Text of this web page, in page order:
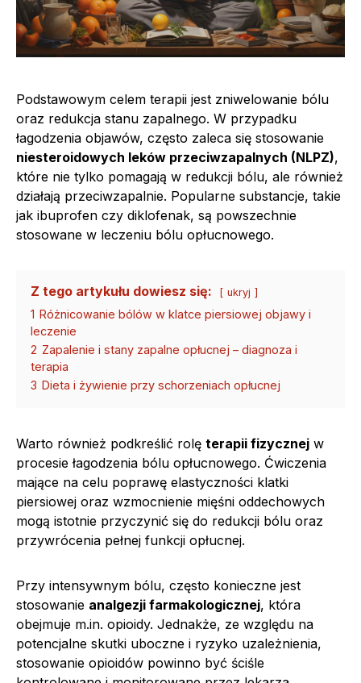
Podstawowym celem terapii jest zniwelowanie bólu
oraz redukcja stanu zapalnego. W przypadku
łagodzenia objawów, często zaleca się stosowanie
niesteroidowych leków przeciwzapalnych (NLPZ),
które nie tylko pomagają w redukcji bólu, ale również
działają przeciwzapalnie. Popularne substancje, takie
jak ibuprofen czy diklofenak, są powszechnie
stosowane w leczeniu bólu opłucnowego.
Z tego artykułu dowiesz się: ukryj
1 Różnicowanie bólów w klatce piersiowej objawy i
leczenie
2 Zapalenie i stany zapalne opłucnej – diagnoza i
terapia
3 Dieta i żywienie przy schorzeniach opłucnej
Warto również podkreślić rolę terapii fizycznej w
procesie łagodzenia bólu opłucnowego. Ćwiczenia
mające na celu poprawę elastyczności klatki
piersiowej oraz wzmocnienie mięśni oddechowych
mogą istotnie przyczynić się do redukcji bólu oraz
przywrócenia pełnej funkcji opłucnej.
Przy intensywnym bólu, często konieczne jest
stosowanie analgezji farmakologicznej, która
obejmuje m.in. opioidy. Jednakże, ze względu na
potencjalne skutki uboczne i ryzyko uzależnienia,
stosowanie opioidów powinno być ściśle